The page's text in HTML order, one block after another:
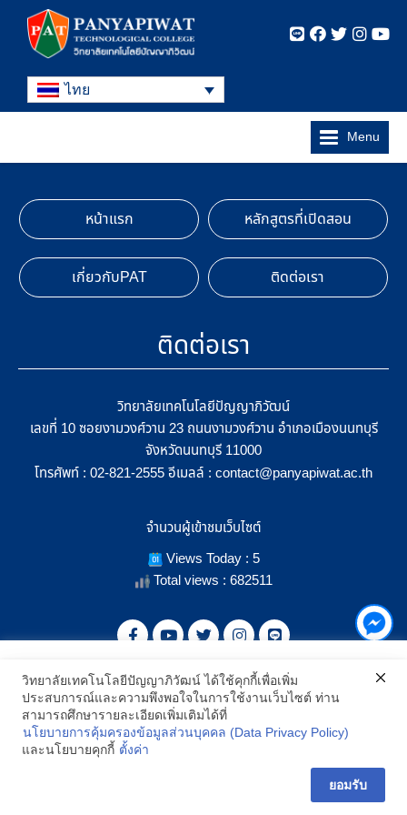
ไทย
Menu
หน้าแรก หลักสูตรที่เปิดสอน
เกี่ยวกับPAT ติดต่อเรา
ติดต่อเรา
วิทยาลัยเทคโนโลยีปัญญาภิวัฒน์
เลขที่ 10 ซอยงามวงศ์วาน 23 ถนนงามวงศ์วาน อำเภอเมืองนนทบุรี
จังหวัดนนทบุรี 11000
โทรศัพท์ : 02-821-2555 อีเมลล์ : contact@panyapiwat.ac.th
จำนวนผู้เข้าชมเว็บไซต์
Views Today : 5
Total views : 682511
SHOW LOCATION ON MAP
2021 All Rights Reserved © Panyapiwat Learning Center |
policy
เราใช้คุกกี้เพื่อเพิ่มประสิทธิภาพ และประสบการณ์ที่ดีในการใช้งาน
เว็บไซต์ เมื่อคุณกดยอมรับเราจะสามารถเลือกแสดงสิ่งที่น่าสนใจสำหรับ
คุณได้โดยเฉพาะ และหากคุณต้องการเปลี่ยนการตั้งค่าของคุกกี้
สามารถเลือกตั้งค่าความยินยอมการใช้คุกกี้ได้ โดยคลิก "การตั้งค่า"
อ่านนโยบายคุกกี้เพิ่มเติม
วิทยาลัยเทคโนโลยีปัญญาภิวัฒน์ ได้ใช้คุกกี้เพื่อเพิ่ม
ประสบการณ์และความพึงพอใจในการใช้งานเว็บไซต์ ท่าน
สามารถศึกษารายละเอียดเพิ่มเติมได้ที่
นโยบายการคุ้มครองข้อมูลส่วนบุคคล (Data Privacy Policy)
และนโยบายคุกกี้ ตั้งค่า
ยอมรับ